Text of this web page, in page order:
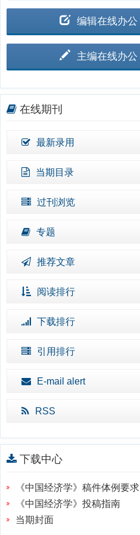
编辑在线办公
主编在线办公
在线期刊
最新录用
当期目录
过刊浏览
专题
推荐文章
阅读排行
下载排行
引用排行
E-mail alert
RSS
下载中心
《中国经济学》稿件体例要求
《中国经济学》投稿指南
当期封面